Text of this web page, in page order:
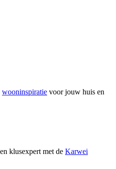
wooninspiratie voor jouw huis en
klusexpert met de Karwei